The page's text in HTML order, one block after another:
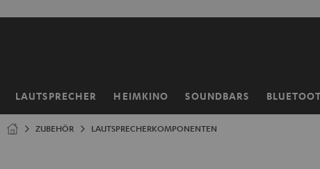
LAUTSPRECHER HEIMKINO SOUNDBARS
Startseite
ZUBEHÖR LAUTSPRECHERKOMPONENTEN